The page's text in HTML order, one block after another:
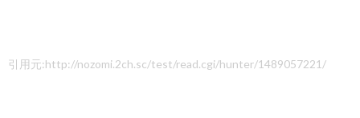
引用元:http://nozomi.2ch.sc/test/read.cgi/hunter/1489057221/